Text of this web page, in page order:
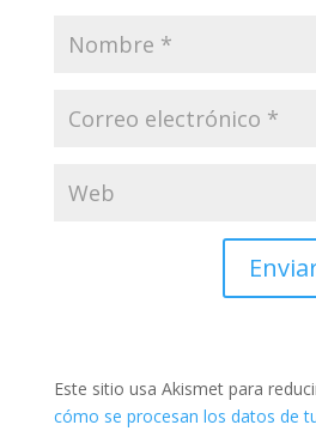
Este sitio usa Akismet para
cómo se procesan los datos de